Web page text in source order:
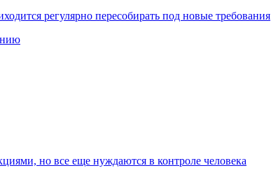
регулярно пересобирать под новые требования
но все еще нуждаются в контроле человека